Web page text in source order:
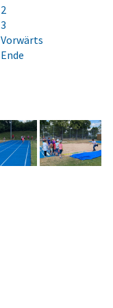
2
3
Vorwärts
Ende